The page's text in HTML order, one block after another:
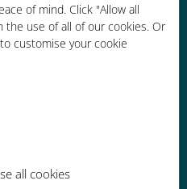
of mind. Click "Allow all
the use of all of our cookies. Or
customise your cookie
all cookies
追加購入
がなくても、